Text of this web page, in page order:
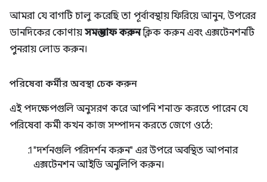
আমরা যে বাগটি চালু করেছি তা পূর্বাবস্থায় ফিরিয়ে আনুন, উপরের
ডানদিকের কোণায় সমস্ত সাফ করুনক্লিক করুন এবং এক্সটেনশনটি
পুনরায় লোড করুন।
পরিষেবা কর্মীর অবস্থা চেক করুন
এই পদক্ষেপগুলি অনুসরণ করে আপনি শনাক্ত করতে পারেন যে
পরিষেবা কর্মী কখন কাজ সম্পাদন করতে জেগে ওঠে:
"দর্শনগুলি পরিদর্শন করুন" এর উপরে অবস্থিত আপনার
এক্সটেনশন আইডি অনুলিপি করুন।